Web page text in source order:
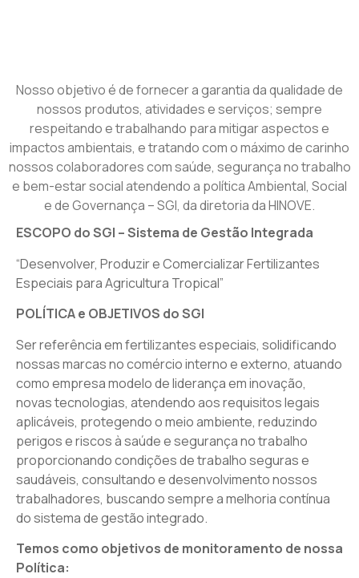
Nosso objetivo é de fornecer a garantia da qualidade de
nossos produtos, atividades e serviços; sempre
respeitando e trabalhando para mitigar aspectos e
impactos ambientais, e tratando com o máximo de carinho
nossos colaboradores com saúde, segurança no trabalho
e bem-estar social atendendo a política Ambiental, Social
e de Governança – SGI, da diretoria da HINOVE.
ESCOPO do SGI – Sistema de Gestão Integrada
“Desenvolver, Produzir e Comercializar Fertilizantes
Especiais para Agricultura Tropical”
POLÍTICA e OBJETIVOS do SGI
Ser referência em fertilizantes especiais, solidificando
nossas marcas no comércio interno e externo, atuando
como empresa modelo de liderança em inovação,
novas tecnologias, atendendo aos requisitos legais
aplicáveis, protegendo o meio ambiente, reduzindo
perigos e riscos à saúde e segurança no trabalho
proporcionando condições de trabalho seguras e
saudáveis, consultando e desenvolvimento nossos
trabalhadores, buscando sempre a melhoria contínua
do sistema de gestão integrado.
Temos como objetivos de monitoramento de nossa
Política: